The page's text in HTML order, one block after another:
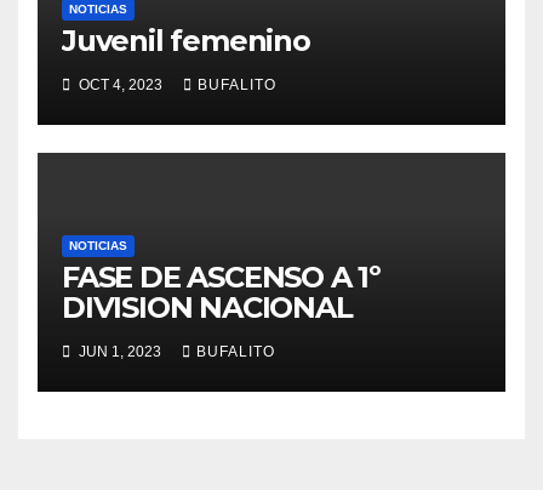
NOTICIAS
Juvenil femenino
OCT 4, 2023 BUFALITO
NOTICIAS
FASE DE ASCENSO A 1º
DIVISION NACIONAL
JUN 1, 2023 BUFALITO